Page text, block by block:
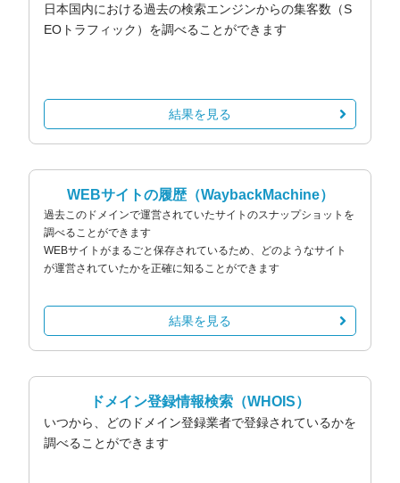
日本国内における過去の検索エンジンからの集客数（S
EOトラフィック）を調べることができます
結果を見る
WEBサイトの履歴（WaybackMachine）
過去このドメインで運営されていたサイトのスナップショットを
調べることができます
WEBサイトがまるごと保存されているため、どのようなサイト
が運営されていたかを正確に知ることができます
結果を見る
ドメイン登録情報検索 （WHOIS）
いつから、どのドメイン登録業者で登録されているかを
調べることができます